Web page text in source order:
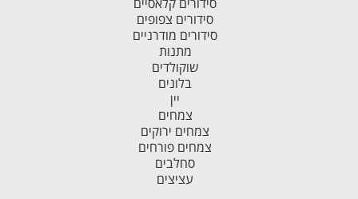
סידורים צפופים
סידורים מודרניים
מתנות
שוקולדים
בלונים
יין
צמחים
צמחים ירוקים
צמחים פורחים
סחלבים
עציצים